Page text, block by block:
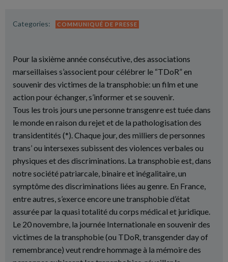
Categories: COMMUNIQUÉ DE PRESSE
Pour la sixième année consécutive, des associations
marseillaises s’associent pour célébrer le “TDoR” en
souvenir des victimes de la transphobie: un film et une
action pour échanger, s’informer et se souvenir.
Tous les trois jours une personne transgenre est tuée dans
le monde en raison du rejet et de la pathologisation des
transidentités (*). Chaque jour, des milliers de personnes
trans’ ou intersexes subissent des violences verbales ou
physiques et des discriminations. La transphobie est, dans
notre société patriarcale, binaire et inégalitaire, un
symptôme des discriminations liées au genre. En France,
entre autres, s’exerce encore une transphobie d’état
assurée par la quasi totalité du corps médical et juridique.
Le 20 novembre, la journée Internationale en souvenir des
victimes de la transphobie (ou TDoR, transgender day of
remembrance) veut rendre hommage à la mémoire des